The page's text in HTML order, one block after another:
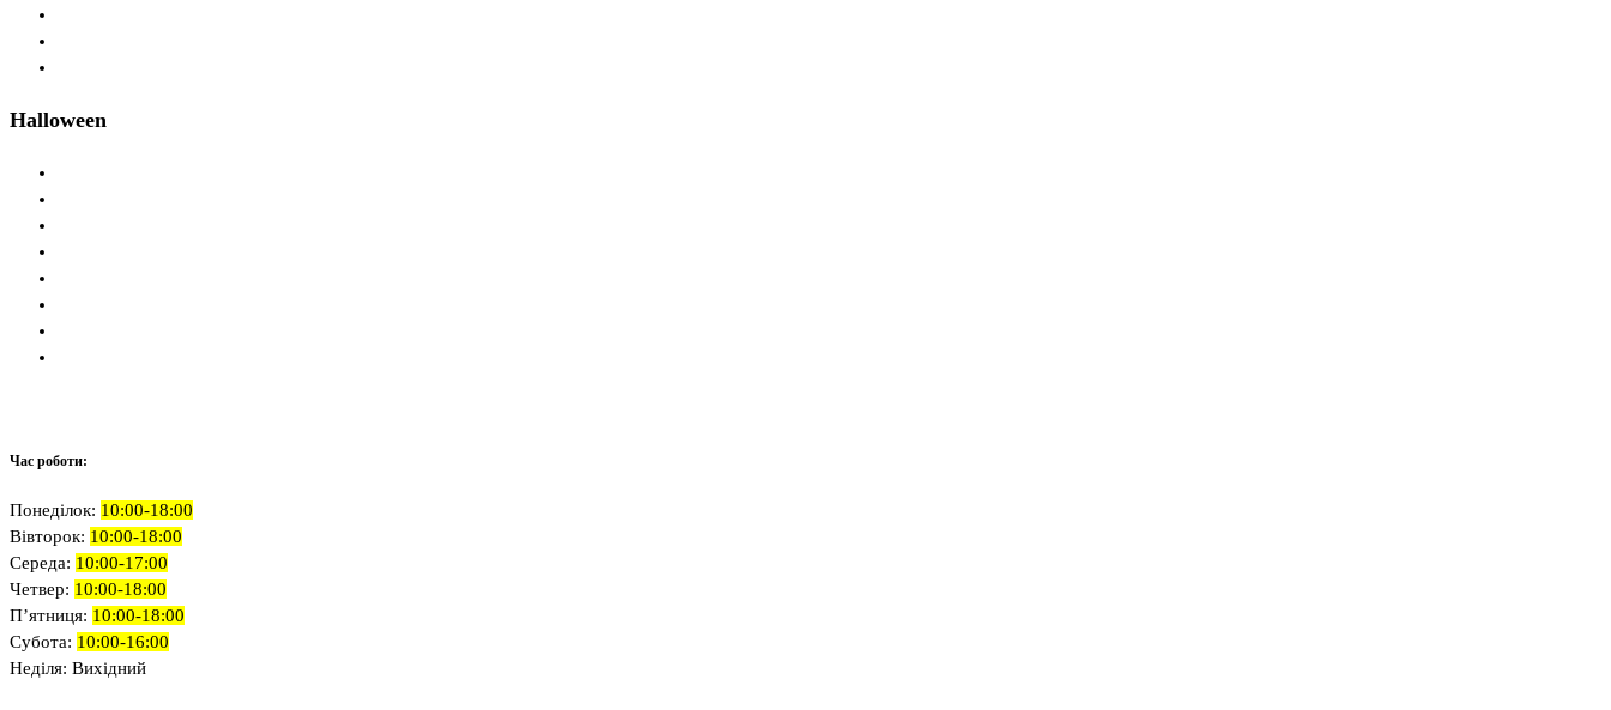
Halloween
Час роботи:
Понеділок: 10:00-18:00
Вівторок: 10:00-18:00
Середа: 10:00-17:00
Четвер: 10:00-18:00
П’ятниця: 10:00-18:00
Субота: 10:00-16:00
Неділя: Вихідний